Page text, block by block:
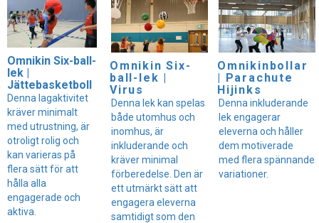
Omnikin Six-ball-
lek |
Jättebasketboll
Denna lagaktivitet
kräver minimalt
med utrustning, är
otroligt rolig och
kan varieras på
flera sätt för att
hålla alla
engagerade och
aktiva.
Omnikin Six-
ball-lek |
Virus
Denna lek kan spelas
både utomhus och
inomhus, är
inkluderande och
kräver minimal
förberedelse. Den är
ett utmärkt sätt att
engagera eleverna
samtidigt som den
Omnikinbollar
| Parachute
Hijinks
Denna inkluderande
lek engagerar
eleverna och håller
dem motiverade
med flera spännande
variationer.